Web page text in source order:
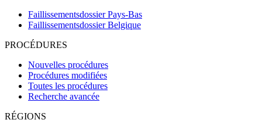
Faillissementsdossier Pays-Bas
Faillissementsdossier Belgique
PROCÉDURES
Nouvelles procédures
Procédures modifiées
Toutes les procédures
Recherche avancée
RÉGIONS